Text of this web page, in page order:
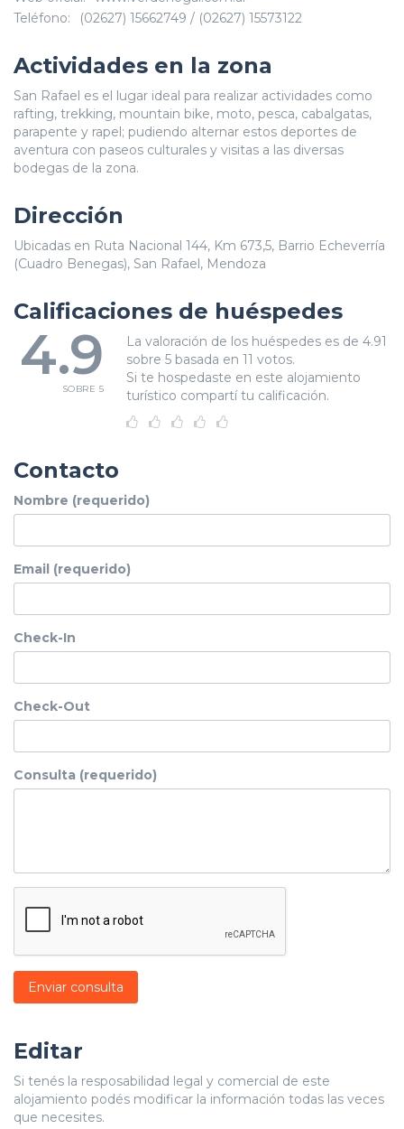
Teléfono:
(02627) 15662749 / (02627) 15573122
Actividades en la zona
San Rafael es el lugar ideal para realizar actividades como
rafting, trekking, mountain bike, moto, pesca, cabalgatas,
parapente y rapel; pudiendo alternar estos deportes de
aventura con paseos culturales y visitas a las diversas
bodegas de la zona.
Dirección
Ubicadas en Ruta Nacional 144, Km 673,5, Barrio Echeverría
(Cuadro Benegas), San Rafael, Mendoza
Calificaciones de huéspedes
4.9
SOBRE 5
La valoración de los huéspedes es de 4.91
sobre 5 basada en 11 votos.
Si te hospedaste en este alojamiento
turístico compartí tu calificación.
Contacto
Nombre (requerido)
Email (requerido)
Check-In
Check-Out
Consulta (requerido)
Enviar consulta
Editar
Si tenés la resposabilidad legal y comercial de este
alojamiento podés modificar la información todas las veces
que necesites.